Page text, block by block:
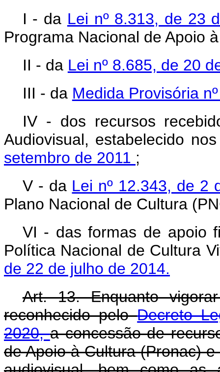
I - da Lei nº 8.313, de 23
Programa Nacional de Apoio
II - da Lei nº 8.685, de 20
III - da Medida Provisória
IV - dos recursos
Audiovisual, estabelecido
setembro de 2011 ;
V - da Lei nº 12.343, de 2
Plano Nacional de Cultura
VI - das formas de apoio
Política Nacional de Cultura
de 22 de julho de 2014.
Art. 13. Enquanto
reconhecido peloDecreto
2020,a concessão de
de Apoio à Cultura (Pronac)